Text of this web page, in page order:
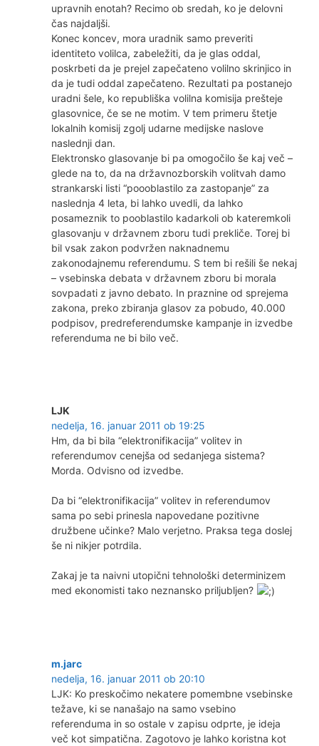
upravnih enotah? Recimo ob sredah, ko je delovni
čas najdaljši.
Konec koncev, mora uradnik samo preveriti
identiteto volilca, zabeležiti, da je glas oddal,
poskrbeti da je prejel zapečateno volilno skrinjico in
da je tudi oddal zapečateno. Rezultati pa postanejo
uradni šele, ko republiška volilna komisija prešteje
glasovnice, če se ne motim. V tem primeru štetje
lokalnih komisij zgolj udarne medijske naslove
naslednji dan.
Elektronsko glasovanje bi pa omogočilo še kaj več –
glede na to, da na državnozborskih volitvah damo
strankarski listi “poooblastilo za zastopanje” za
naslednja 4 leta, bi lahko uvedli, da lahko
posameznik to pooblastilo kadarkoli ob kateremkoli
glasovanju v državnem zboru tudi prekliče. Torej bi
bil vsak zakon podvržen naknadnemu
zakonodajnemu referendumu. S tem bi rešili še nekaj
– vsebinska debata v državnem zboru bi morala
sovpadati z javno debato. In praznine od sprejema
zakona, preko zbiranja glasov za pobudo, 40.000
podpisov, predreferendumske kampanje in izvedbe
referenduma ne bi bilo več.
LJK
nedelja, 16. januar 2011 ob 19:25
Hm, da bi bila “elektronifikacija” volitev in
referendumov cenejša od sedanjega sistema?
Morda. Odvisno od izvedbe.
Da bi “elektronifikacija” volitev in referendumov
sama po sebi prinesla napovedane pozitivne
družbene učinke? Malo verjetno. Praksa tega doslej
še ni nikjer potrdila.
Zakaj je ta naivni utopični tehnološki determinizem
med ekonomisti tako neznansko priljubljen?
m.jarc
nedelja, 16. januar 2011 ob 20:10
LJK: Ko preskočimo nekatere pomembne vsebinske
težave, ki se nanašajo na samo vsebino
referenduma in so ostale v zapisu odprte, je ideja
več kot simpatična. Zagotovo je lahko koristna kot